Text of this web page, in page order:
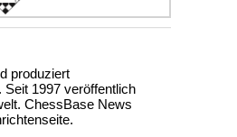
produziert
1997 veröffentlich
ChessBase News